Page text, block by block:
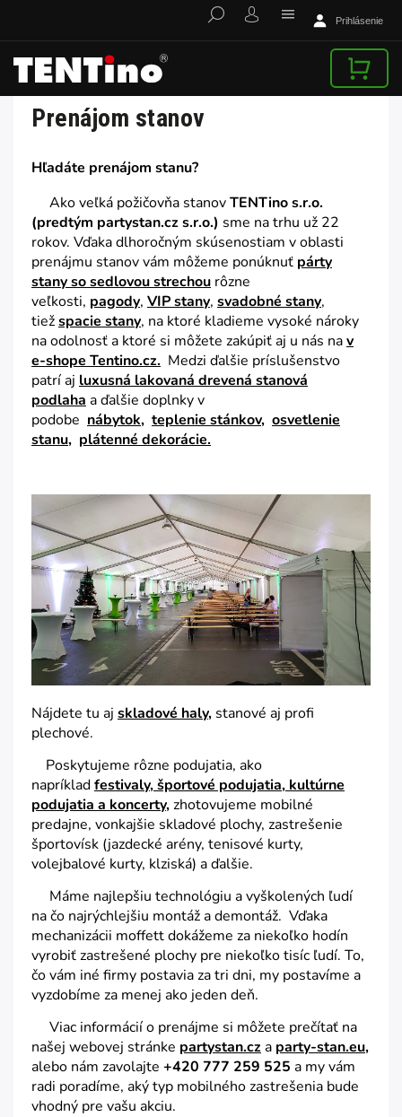
Prihlásenie
Prenájom stanov
Hľadáte prenájom stanu?
Ako veľká požičovňa stanovTENTino s.r.o.
(predtým partystan.cz s.r.o.) sme na trhu už 22
rokov. Vďaka dlhoročným skúsenostiam v oblasti
prenájmu stanov vám môžeme ponúknuť párty
stany so sedlovou strechou rôzne
veľkosti, pagody, VIP stany, svadobné stany,
tiežspacie stany, na ktoré kladieme vysoké nároky
na odolnosť a ktoré si môžete zakúpiť aj u nás nav
e-shope Tentino.cz. Medzi ďalšie príslušenstvo
patrí aj luxusná lakovaná drevená stanová
podlahaa ďalšie doplnky v
podobe nábytok, teplenie stánkov, osvetlenie
stanu, plátenné dekorácie.
Nájdete tu aj skladové haly, stanové aj profi
plechové.
Poskytujeme rôzne podujatia, ako
napríkladfestivaly, športové podujatia, kultúrne
podujatia a koncerty,zhotovujeme mobilné
predajne, vonkajšie skladové plochy, zastrešenie
športovísk (jazdecké arény, tenisové kurty,
volejbalové kurty, klziská) a ďalšie.
Máme najlepšiu technológiu a vyškolených ľudí
na čo najrýchlejšiu montáž a demontáž. Vďaka
mechanizácii moffett dokážeme za niekoľko hodín
vyrobiť zastrešené plochy pre niekoľko tisíc ľudí. To,
čo vám iné firmy postavia za tri dni, my postavíme a
vyzdobíme za menej ako jeden deň.
Viac informácií o prenájme si môžete prečítať na
našej webovej stránke partystan.cza party-stan.eu,
alebo nám zavolajte +420 777 259 525 a my vám
radi poradíme, aký typ mobilného zastrešenia bude
vhodný pre vašu akciu.